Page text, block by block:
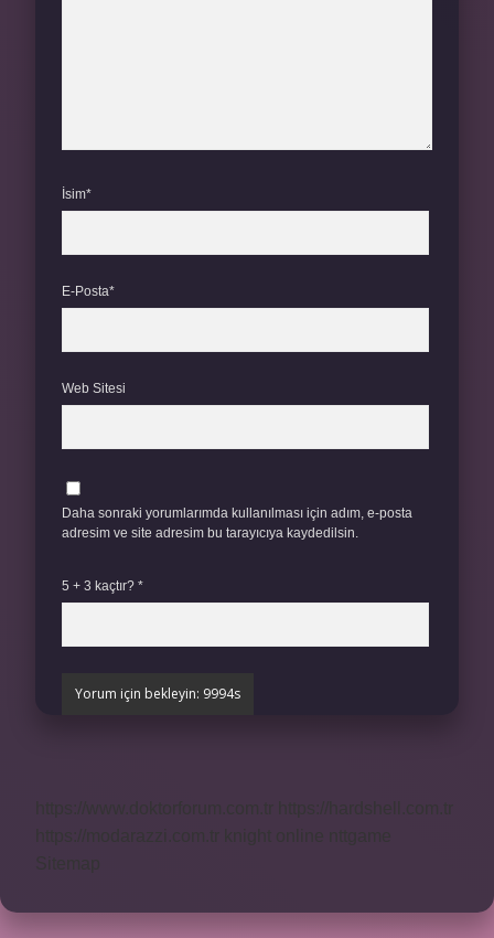
İsim*
E-Posta*
Web Sitesi
Daha sonraki yorumlarımda kullanılması için adım, e-posta
adresim ve site adresim bu tarayıcıya kaydedilsin.
5 + 3 kaçtır? *